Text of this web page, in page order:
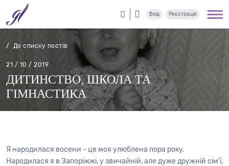
Вхід Реєстрація
/ До списку постів
21 / 10 / 2019
ДИТИНСТВО, ШКОЛА ТА
ГІМНАСТИКА
Я народилася восени - це моя улюблена пора року.
Народилася я в Запоріжжі, у звичайній, але дуже дружній сім'ї,